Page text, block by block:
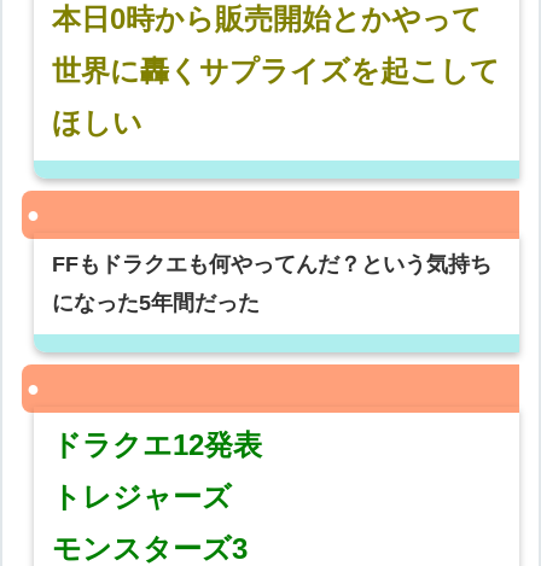
本日0時から販売開始とかやって
世界に轟くサプライズを起こして
ほしい
FFもドラクエも何やってんだ？という気持ち
になった5年間だった
ドラクエ12発表
トレジャーズ
モンスターズ3